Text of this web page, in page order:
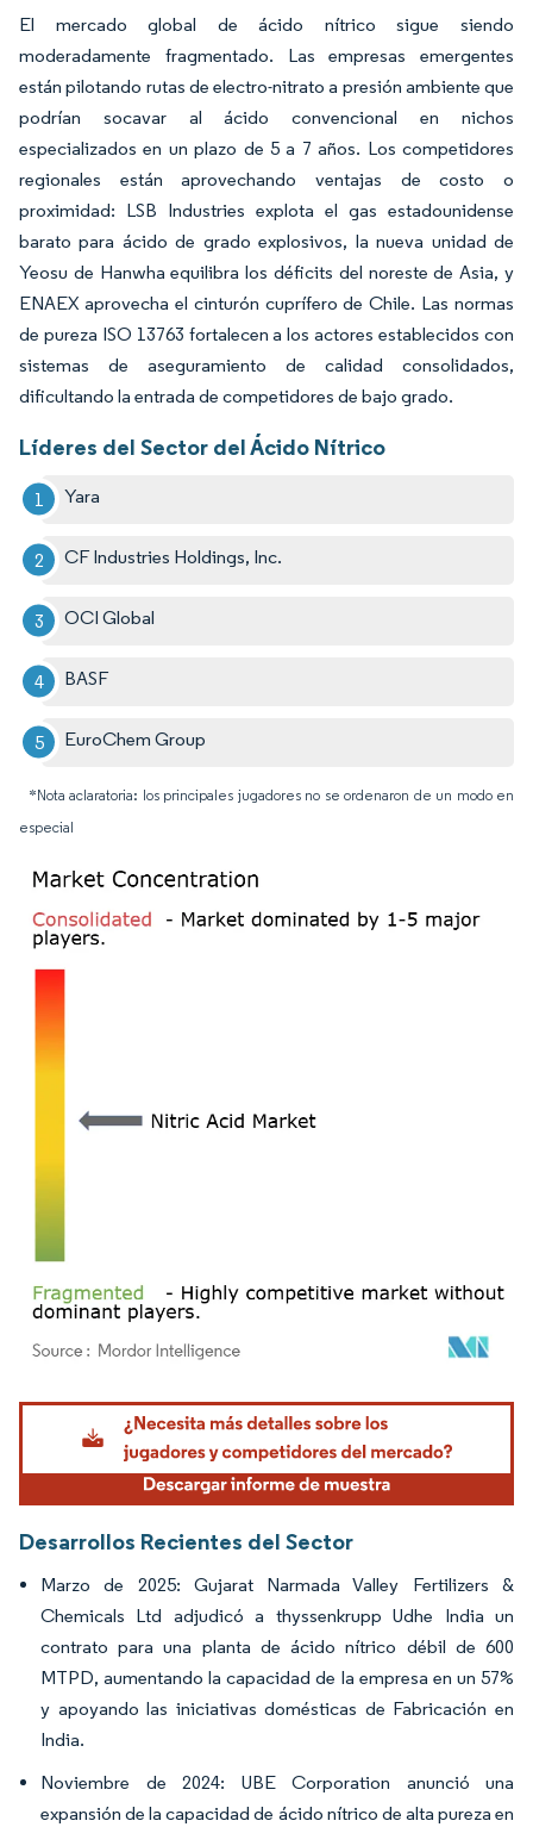
El mercado global de ácido nítrico sigue siendo
moderadamente fragmentado. Las empresas emergentes
están pilotando rutas de electro-nitrato a presión ambiente que
podrían socavar al ácido convencional en nichos
especializados en un plazo de 5 a 7 años. Los competidores
regionales están aprovechando ventajas de costo o
proximidad: LSB Industries explota el gas estadounidense
barato para ácido de grado explosivos, la nueva unidad de
Yeosu de Hanwha equilibra los déficits del noreste de Asia, y
ENAEX aprovecha el cinturón cuprífero de Chile. Las normas
de pureza ISO 13763 fortalecen a los actores establecidos con
sistemas de aseguramiento de calidad consolidados,
dificultando la entrada de competidores de bajo grado.
Líderes del Sector del Ácido Nítrico
Yara
CF Industries Holdings, Inc.
OCI Global
BASF
EuroChem Group
*Nota aclaratoria: los principales jugadores no se ordenaron de un modo en
especial
Imagen © Mordor Intelligence. El uso requiere atribución según CC BY 4.0.
Desarrollos Recientes del Sector
Marzo de 2025: Gujarat Narmada Valley Fertilizers &
Chemicals Ltd adjudicó a thyssenkrupp Udhe India un
contrato para una planta de ácido nítrico débil de 600
MTPD, aumentando la capacidad de la empresa en un 57%
y apoyando las iniciativas domésticas de Fabricación en
India.
Noviembre de 2024: UBE Corporation anunció una
expansión de la capacidad de ácido nítrico de alta pureza en